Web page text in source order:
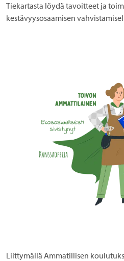
Tiekartasta löydä tavoitteet ja
kestävyysosaamisen
Liittymällä Ammatillisen